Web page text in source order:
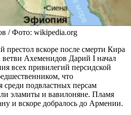
/ Фото: wikipedia.org
вскоре после смерти Кира
ветви Ахеменидов Дарий I начал
всех привилегий персидской
что
среди подвластных персам
эламиты и вавилоняне. Пламя
и вскоре добралось до Армении.